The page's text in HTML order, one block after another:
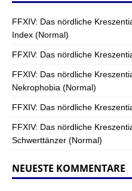
FFXIV: Das nördliche
Index (Normal)
FFXIV: Das nördliche
FFXIV: Das nördliche
Nekrophobia (Normal)
FFXIV: Das nördliche
FFXIV: Das nördliche
Schwerttänzer (Normal)
NEUESTE KOMMENTARE